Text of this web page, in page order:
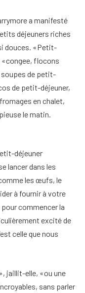
a manifesté
déjeuners riches
douces. «Petit-
flocons
soupes de petit-
de petit-déjeuner,
en chalet,
le matin.
déjeuner
lancer dans les
les œufs, le
à fournir à votre
commencer la
excité de
celle que nous
jaillit-elle, «ou une
sans parler